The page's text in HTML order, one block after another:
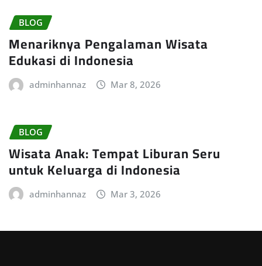
BLOG
Menariknya Pengalaman Wisata
Edukasi di Indonesia
adminhannaz Mar 8, 2026
BLOG
Wisata Anak: Tempat Liburan Seru
untuk Keluarga di Indonesia
adminhannaz Mar 3, 2026